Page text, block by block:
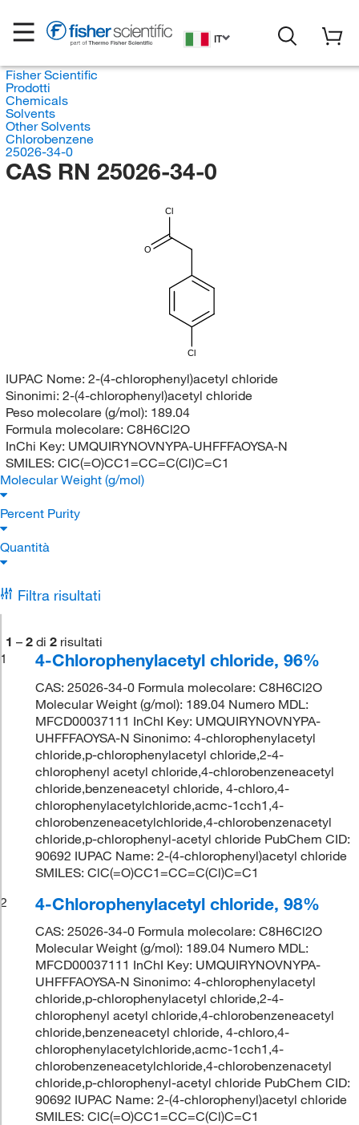
IT
Fisher Scientific
Prodotti
Chemicals
Solvents
Other Solvents
Chlorobenzene
25026-34-0
CAS RN 25026-34-0
Cl
O
Cl
IUPAC Nome: 2-(4-chlorophenyl)acetyl chloride
Sinonimi: 2-(4-chlorophenyl)acetyl chloride
Peso molecolare (g/mol): 189.04
Formula molecolare: C8H6Cl2O
InChi Key: UMQUIRYNOVNYPA-UHFFFAOYSA-N
SMILES: ClC(=O)CC1=CC=C(Cl)C=C1
Molecular Weight (g/mol)
Percent Purity
Quantità
Filtra risultati
1 – 2 di 2 risultati
1
4-Chlorophenylacetyl chloride, 96%
CAS: 25026-34-0 Formula molecolare: C8H6Cl2O
Molecular Weight (g/mol): 189.04 Numero MDL:
MFCD00037111 InChI Key: UMQUIRYNOVNYPA-
UHFFFAOYSA-N Sinonimo: 4-chlorophenylacetyl
chloride,p-chlorophenylacetyl chloride,2-4-
chlorophenyl acetyl chloride,4-chlorobenzeneacetyl
chloride,benzeneacetyl chloride, 4-chloro,4-
chlorophenylacetylchloride,acmc-1cch1,4-
chlorobenzeneacetylchloride,4-chlorobenzenacetyl
chloride,p-chlorophenyl-acetyl chloride PubChem CID:
90692 IUPAC Name: 2-(4-chlorophenyl)acetyl chloride
SMILES: ClC(=O)CC1=CC=C(Cl)C=C1
2
4-Chlorophenylacetyl chloride, 98%
CAS: 25026-34-0 Formula molecolare: C8H6Cl2O
Molecular Weight (g/mol): 189.04 Numero MDL:
MFCD00037111 InChI Key: UMQUIRYNOVNYPA-
UHFFFAOYSA-N Sinonimo: 4-chlorophenylacetyl
chloride,p-chlorophenylacetyl chloride,2-4-
chlorophenyl acetyl chloride,4-chlorobenzeneacetyl
chloride,benzeneacetyl chloride, 4-chloro,4-
chlorophenylacetylchloride,acmc-1cch1,4-
chlorobenzeneacetylchloride,4-chlorobenzenacetyl
chloride,p-chlorophenyl-acetyl chloride PubChem CID:
90692 IUPAC Name: 2-(4-chlorophenyl)acetyl chloride
SMILES: ClC(=O)CC1=CC=C(Cl)C=C1